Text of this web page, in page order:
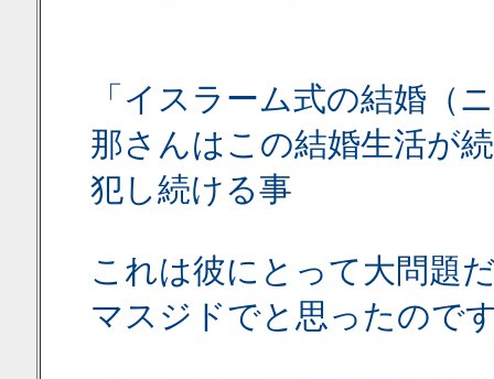
「イスラーム式の結婚（
那さんはこの結婚生活が
犯し続ける事
これは彼にとって大問題
マスジドでと思ったので